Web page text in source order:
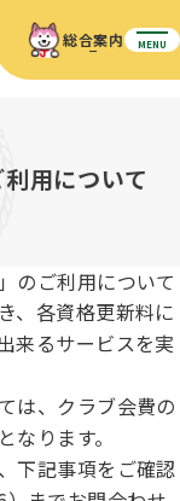
総合案内 MENU
て
向け情報
FAQ
用について
のご利用について
、各資格更新料に
来るサービスを実
は、クラブ会費の
ります。
下記事項をご確認